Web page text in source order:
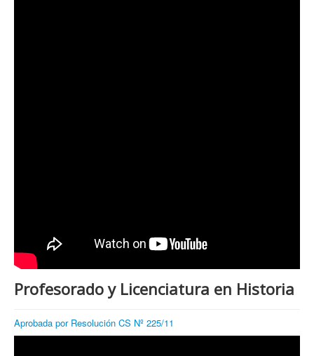
Profesorado y Licenciatura en Historia
Aprobada por Resolución CS Nº 225/11